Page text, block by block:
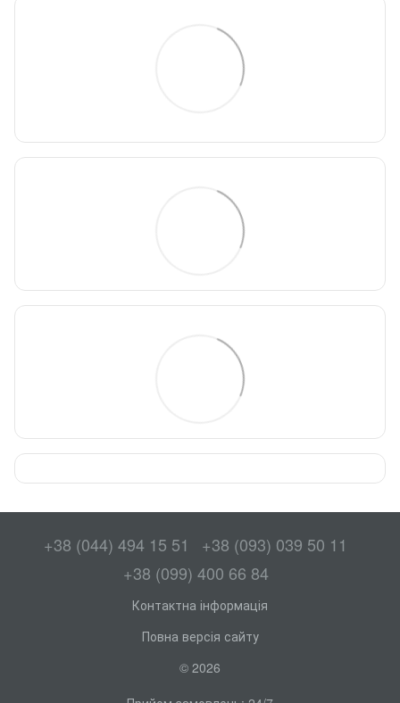
+38 (044) 494 15 51
+38 (093) 039 50 11
+38 (099) 400 66 84
Контактна інформація
Повна версія сайту
© 2026